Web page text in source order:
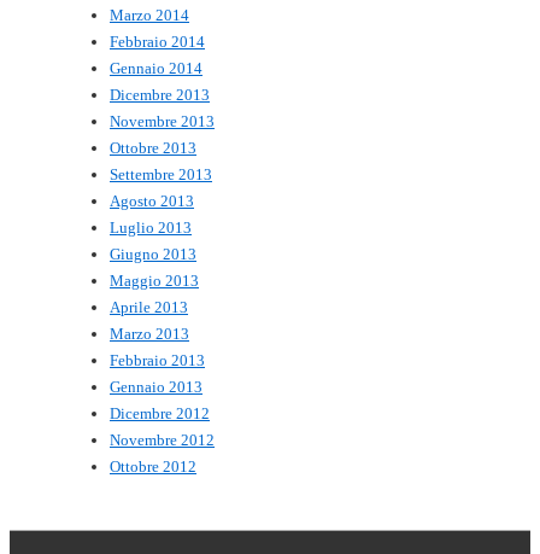
Marzo 2014
Febbraio 2014
Gennaio 2014
Dicembre 2013
Novembre 2013
Ottobre 2013
Settembre 2013
Agosto 2013
Luglio 2013
Giugno 2013
Maggio 2013
Aprile 2013
Marzo 2013
Febbraio 2013
Gennaio 2013
Dicembre 2012
Novembre 2012
Ottobre 2012